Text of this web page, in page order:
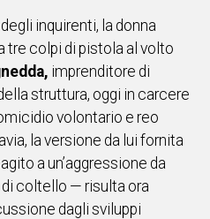
inquirenti, la donna
tre colpi di pistola al volto
imprenditore di
struttura, oggi in carcere
volontario e reo
la versione da lui fornita
a un’aggressione da
coltello — risulta ora
dagli sviluppi